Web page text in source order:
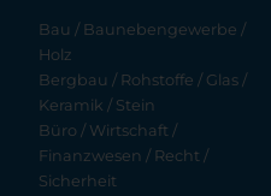
Bau / Baunebengewerbe /
Holz
Bergbau / Rohstoffe / Glas /
Keramik / Stein
Büro / Wirtschaft /
Finanzwesen / Recht /
Sicherheit